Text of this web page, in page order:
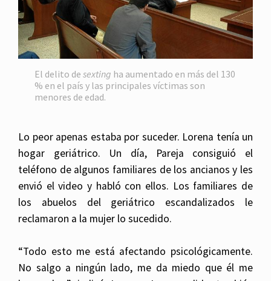
El delito de sexting ha aumentado en más del 130
% en el país y las principales víctimas son
menores de edad.
Lo peor apenas estaba por suceder. Lorena tenía un
hogar geriátrico. Un día, Pareja consiguió el
teléfono de algunos familiares de los ancianos y les
envió el video y habló con ellos. Los familiares de
los abuelos del geriátrico escandalizados le
reclamaron a la mujer lo sucedido.
“Todo esto me está afectando psicológicamente.
No salgo a ningún lado, me da miedo que él me